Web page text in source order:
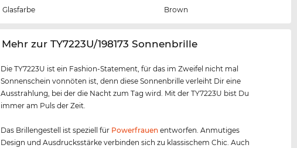
Glasfarbe
Brown
‌Mehr zur TY7223U/198173 Sonnenbrille
Die TY7223U ist ein Fashion-Statement, für das im Zweifel nicht mal
Sonnenschein vonnöten ist, denn diese Sonnenbrille verleiht Dir eine
Ausstrahlung, bei der die Nacht zum Tag wird. Mit der TY7223U bist Du
immer am Puls der Zeit.
Das Brillengestell ist speziell für Powerfrauen entworfen. Anmutiges
Design und Ausdrucksstärke verbinden sich zu klassischem Chic. Auch